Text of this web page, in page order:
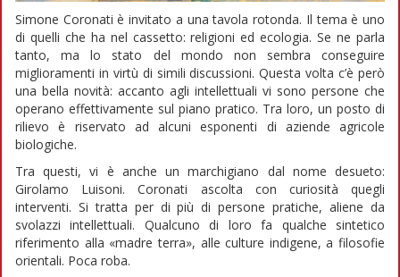
Simone Coronati è invitato a una tavola rotonda. Il tema è uno
di quelli che ha nel cassetto: religioni ed ecologia. Se ne parla
tanto, ma lo stato del mondo non sembra conseguire
miglioramenti in virtù di simili discussioni. Questa volta c’è però
una bella novità: accanto agli intellettuali vi sono persone che
operano effettivamente sul piano pratico. Tra loro, un posto di
rilievo è riservato ad alcuni esponenti di aziende agricole
biologiche.
Tra questi, vi è anche un marchigiano dal nome desueto:
Girolamo Luisoni. Coronati ascolta con curiosità quegli
interventi. Si tratta per di più di persone pratiche, aliene da
svolazzi intellettuali. Qualcuno di loro fa qualche sintetico
riferimento alla «madre terra», alle culture indigene, a filosofie
orientali. Poca roba.